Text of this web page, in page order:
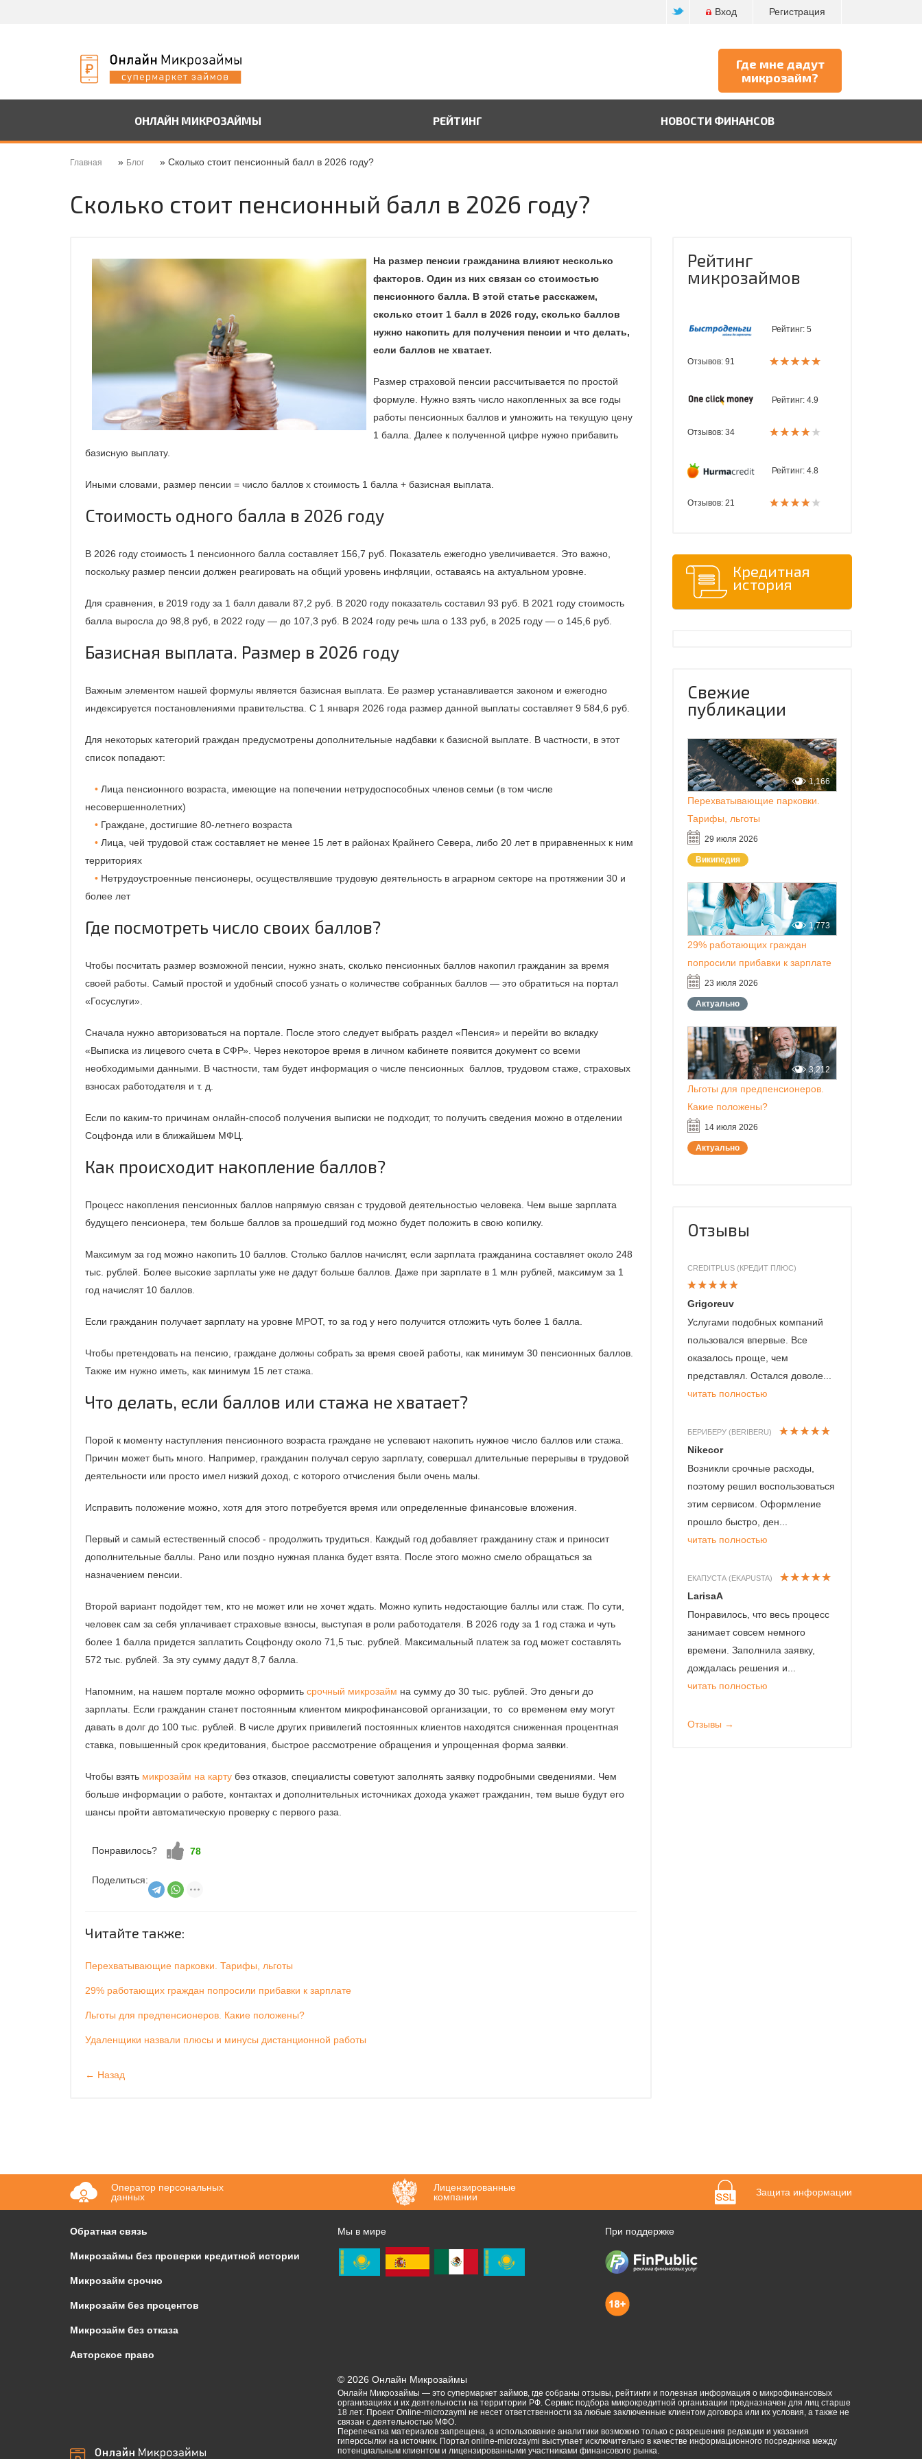
Регистрация
Вход
Где мне дадут
микрозайм?
ОНЛАЙН МИКРОЗАЙМЫ РЕЙТИНГ НОВОСТИ ФИНАНСОВ
Главная » Блог » Сколько стоит пенсионный балл в 2026 году?
Сколько стоит пенсионный балл в 2026 году?
На размер пенсии гражданина влияют несколько
факторов. Один из них связан со стоимостью
пенсионного балла. В этой статье расскажем,
сколько стоит 1 балл в 2026 году, сколько баллов
нужно накопить для получения пенсии и что делать,
если баллов не хватает.
Размер страховой пенсии рассчитывается по простой
формуле. Нужно взять число накопленных за все годы
работы пенсионных баллов и умножить на текущую цену
1 балла. Далее к полученной цифре нужно прибавить
базисную выплату.
Иными словами, размер пенсии = число баллов х стоимость 1 балла + базисная выплата.
Стоимость одного балла в 2026 году
В 2026 году стоимость 1 пенсионного балла составляет 156,7 руб. Показатель ежегодно увеличивается. Это важно,
поскольку размер пенсии должен реагировать на общий уровень инфляции, оставаясь на актуальном уровне.
Для сравнения, в 2019 году за 1 балл давали 87,2 руб. В 2020 году показатель составил 93 руб. В 2021 году стоимость
балла выросла до 98,8 руб, в 2022 году — до 107,3 руб. В 2024 году речь шла о 133 руб, в 2025 году — о 145,6 руб.
Базисная выплата. Размер в 2026 году
Важным элементом нашей формулы является базисная выплата. Ее размер устанавливается законом и ежегодно
индексируется постановлениями правительства. С 1 января 2026 года размер данной выплаты составляет 9 584,6 руб.
Для некоторых категорий граждан предусмотрены дополнительные надбавки к базисной выплате. В частности, в этот
список попадают:
Лица пенсионного возраста, имеющие на попечении нетрудоспособных членов семьи (в том числе
несовершеннолетних)
Граждане, достигшие 80-летнего возраста
Лица, чей трудовой стаж составляет не менее 15 лет в районах Крайнего Севера, либо 20 лет в приравненных к ним
территориях
Нетрудоустроенные пенсионеры, осуществлявшие трудовую деятельность в аграрном секторе на протяжении 30 и
более лет
Где посмотреть число своих баллов?
Чтобы посчитать размер возможной пенсии, нужно знать, сколько пенсионных баллов накопил гражданин за время
своей работы. Самый простой и удобный способ узнать о количестве собранных баллов — это обратиться на портал
«Госуслуги».
Сначала нужно авторизоваться на портале. После этого следует выбрать раздел «Пенсия» и перейти во вкладку
«Выписка из лицевого счета в СФР». Через некоторое время в личном кабинете появится документ со всеми
необходимыми данными. В частности, там будет информация о числе пенсионных баллов, трудовом стаже, страховых
взносах работодателя и т. д.
Если по каким-то причинам онлайн-способ получения выписки не подходит, то получить сведения можно в отделении
Соцфонда или в ближайшем МФЦ.
Как происходит накопление баллов?
Процесс накопления пенсионных баллов напрямую связан с трудовой деятельностью человека. Чем выше зарплата
будущего пенсионера, тем больше баллов за прошедший год можно будет положить в свою копилку.
Максимум за год можно накопить 10 баллов. Столько баллов начислят, если зарплата гражданина составляет около 248
тыс. рублей. Более высокие зарплаты уже не дадут больше баллов. Даже при зарплате в 1 млн рублей, максимум за 1
год начислят 10 баллов.
Если гражданин получает зарплату на уровне МРОТ, то за год у него получится отложить чуть более 1 балла.
Чтобы претендовать на пенсию, граждане должны собрать за время своей работы, как минимум 30 пенсионных баллов.
Также им нужно иметь, как минимум 15 лет стажа.
Что делать, если баллов или стажа не хватает?
Порой к моменту наступления пенсионного возраста граждане не успевают накопить нужное число баллов или стажа.
Причин может быть много. Например, гражданин получал серую зарплату, совершал длительные перерывы в трудовой
деятельности или просто имел низкий доход, с которого отчисления были очень малы.
Исправить положение можно, хотя для этого потребуется время или определенные финансовые вложения.
Первый и самый естественный способ - продолжить трудиться. Каждый год добавляет гражданину стаж и приносит
дополнительные баллы. Рано или поздно нужная планка будет взята. После этого можно смело обращаться за
назначением пенсии.
Второй вариант подойдет тем, кто не может или не хочет ждать. Можно купить недостающие баллы или стаж. По сути,
человек сам за себя уплачивает страховые взносы, выступая в роли работодателя. В 2026 году за 1 год стажа и чуть
более 1 балла придется заплатить Соцфонду около 71,5 тыс. рублей. Максимальный платеж за год может составлять
572 тыс. рублей. За эту сумму дадут 8,7 балла.
Напомним, на нашем портале можно оформить срочный микрозайм на сумму до 30 тыс. рублей. Это деньги до
зарплаты. Если гражданин станет постоянным клиентом микрофинансовой организации, то со временем ему могут
давать в долг до 100 тыс. рублей. В числе других привилегий постоянных клиентов находятся сниженная процентная
ставка, повышенный срок кредитования, быстрое рассмотрение обращения и упрощенная форма заявки.
Чтобы взять микрозайм на карту без отказов, специалисты советуют заполнять заявку подробными сведениями. Чем
больше информации о работе, контактах и дополнительных источниках дохода укажет гражданин, тем выше будут его
шансы пройти автоматическую проверку с первого раза.
Понравилось? Нравится!
78
Поделиться:
Читайте также:
Перехватывающие парковки. Тарифы, льготы
29% работающих граждан попросили прибавки к зарплате
Льготы для предпенсионеров. Какие положены?
Удаленщики назвали плюсы и минусы дистанционной работы
← Назад
Рейтинг
микрозаймов
Рейтинг: 5
Отзывов: 91
Рейтинг: 4.9
Отзывов: 34
Рейтинг: 4.8
Отзывов: 21
Кредитная
история
Свежие
публикации
Перехватывающие парковки.
Тарифы, льготы
29 июля 2026
1,166
Википедия
29% работающих граждан
попросили прибавки к зарплате
23 июля 2026
1,773
Актуально
Льготы для предпенсионеров.
Какие положены?
14 июля 2026
3,212
Актуально
Отзывы
CREDITPLUS (КРЕДИТ ПЛЮС)
Grigoreuv
Услугами подобных компаний
пользовался впервые. Все
оказалось проще, чем
представлял. Остался доволе...
читать полностью
БЕРИБЕРУ (BERIBERU)
Nikecor
Возникли срочные расходы,
поэтому решил воспользоваться
этим сервисом. Оформление
прошло быстро, ден...
читать полностью
ЕКАПУСТА (EKAPUSTA)
LarisaA
Понравилось, что весь процесс
занимает совсем немного
времени. Заполнила заявку,
дождалась решения и...
читать полностью
Отзывы →
Оператор персональных
данных
Лицензированные
компании
Защита информации
Обратная связь
Микрозаймы без проверки кредитной истории
Микрозайм срочно
Микрозайм без процентов
Микрозайм без отказа
Авторское право
Мы в мире При поддержке
© 2026 Онлайн Микрозаймы
Онлайн Микрозаймы — это супермаркет займов, где собраны отзывы, рейтинги и полезная информация о микрофинансовых
организациях и их деятельности на территории РФ. Сервис подбора микрокредитной организации предназначен для лиц старше
18 лет. Проект Online-microzaymi не несет ответственности за любые заключенные клиентом договора или их условия, а также не
связан с деятельностью МФО.
Перепечатка материалов запрещена, а использование аналитики возможно только с разрешения редакции и указания
гиперссылки на источник. Портал online-microzaymi выступает исключительно в качестве информационного посредника между
потенциальным клиентом и лицензированными участниками финансового рынка.